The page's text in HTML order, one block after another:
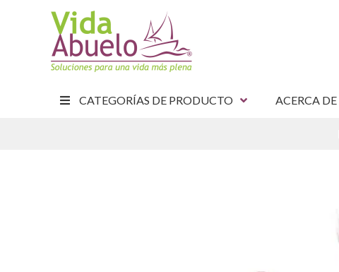
CATEGORÍAS DE PRODUCTO ACERCA DE